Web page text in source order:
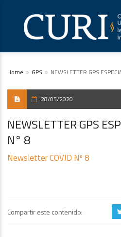
Home GPS NEWSLETTER GPS
28/05/2020
NEWSLETTER GPS
N° 8
Newsletter COVID Nº 8
Compartir este contenido: